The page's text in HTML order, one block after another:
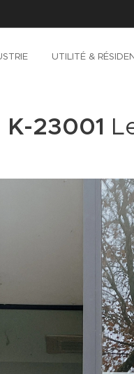
UTILITÉ &
K-23001